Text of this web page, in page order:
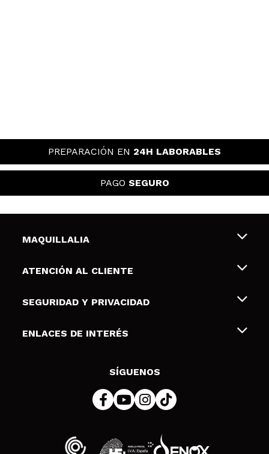
PREPARACIÓN EN 24H LABORABLES
PAGO SEGURO
MAQUILLALIA
Sobre nosotros
Tarjetas de Regalo
ATENCIÓN AL CLIENTE
Envíos y devoluciones
Formas de pago
SEGURIDAD Y PRIVACIDAD
Terminos y condiciones de uso
Política de cookies
ENLACES DE INTERÉS
SÍGUENOS